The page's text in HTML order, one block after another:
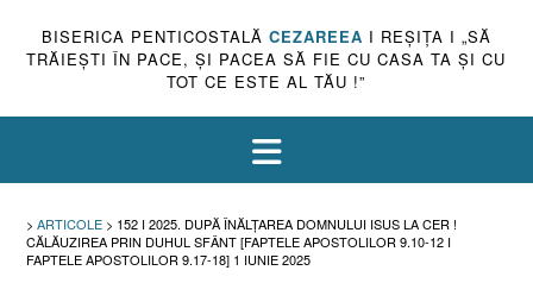
BISERICA PENTICOSTALĂ CEZAREEA I REŞIŢA I „SĂ
TRĂIEŞTI ÎN PACE, ŞI PACEA SĂ FIE CU CASA TA ŞI CU
TOT CE ESTE AL TĂU !”
> ARTICOLE > 152 I 2025. DUPĂ ÎNĂLȚAREA DOMNULUI ISUS LA CER !
CĂLĂUZIREA PRIN DUHUL SFÂNT [FAPTELE APOSTOLILOR 9.10-12 I
FAPTELE APOSTOLILOR 9.17-18] 1 IUNIE 2025